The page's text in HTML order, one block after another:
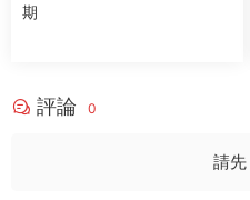
期
評論 0
請先